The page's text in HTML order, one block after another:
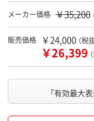
メーカー価格 ￥35,200
販売価格 ￥24,000 （税
￥26,399
「有効最大